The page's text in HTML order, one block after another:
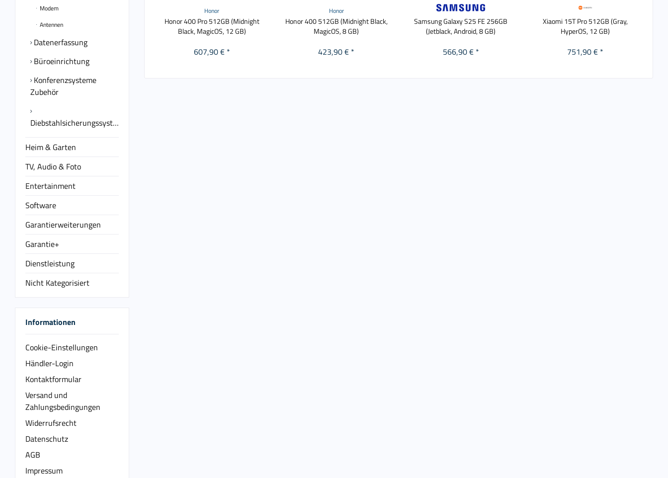
Modem
Antennen
Datenerfassung
Büroeinrichtung
Konferenzsysteme
Zubehör
Diebstahlsicherungssysteme
Heim & Garten
TV, Audio & Foto
Entertainment
Software
Garantierweiterungen
Garantie+
Dienstleistung
Nicht Kategorisiert
Informationen
Cookie-Einstellungen
Händler-Login
Kontaktformular
Versand und
Zahlungsbedingungen
Widerrufsrecht
Datenschutz
AGB
Impressum
Honor
Honor 400 Pro 512GB (Midnight
Black, MagicOS, 12 GB)
607,90 € *
Honor
Honor 400 512GB (Midnight Black,
MagicOS, 8 GB)
423,90 € *
Samsung Galaxy S25 FE 256GB
(Jetblack, Android, 8 GB)
566,90 € *
Xiaomi 15T Pro 512GB (Gray,
HyperOS, 12 GB)
751,90 € *